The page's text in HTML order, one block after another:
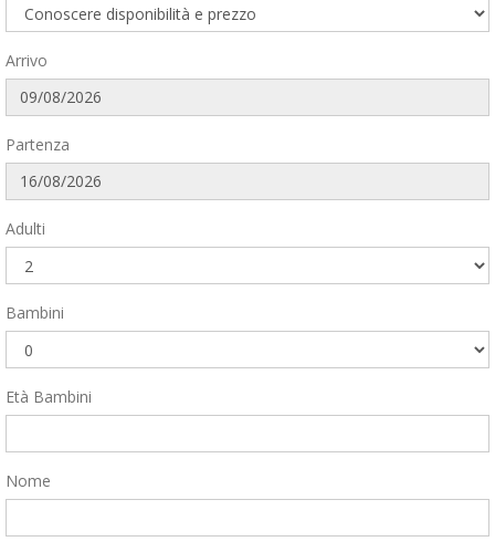
Arrivo
Partenza
Adulti
Bambini
Età Bambini
Nome